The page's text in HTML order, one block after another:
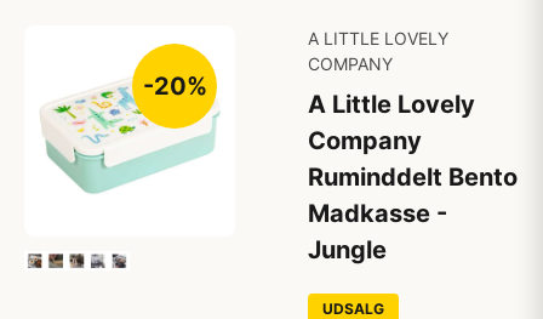
-20%
A LITTLE LOVELY
COMPANY
A Little Lovely
Company
Ruminddelt Bento
Madkasse -
Jungle
UDSALG